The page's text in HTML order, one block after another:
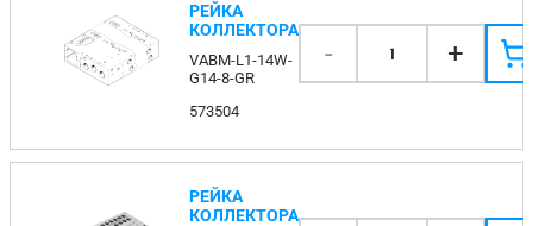
РЕЙКА
КОЛЛЕКТОРА
VABM-L1-14W-
G14-8-GR
573504
- 1 +
РЕЙКА
КОЛЛЕКТОРА